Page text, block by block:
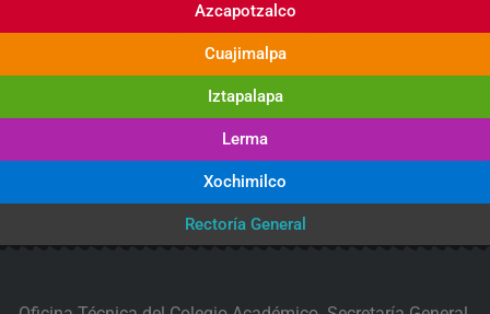
Azcapotzalco
Cuajimalpa
Iztapalapa
Lerma
Xochimilco
Rectoría General